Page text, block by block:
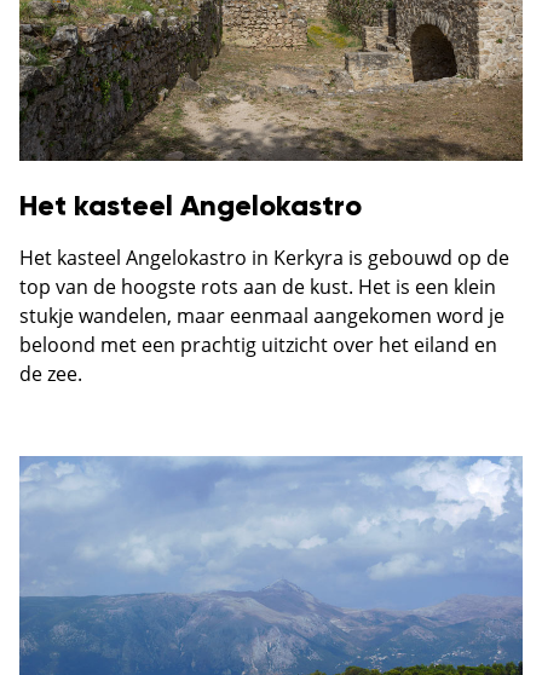
Het kasteel Angelokastro
Het kasteel Angelokastro in Kerkyra is gebouwd op de
top van de hoogste rots aan de kust. Het is een klein
stukje wandelen, maar eenmaal aangekomen word je
beloond met een prachtig uitzicht over het eiland en
de zee.